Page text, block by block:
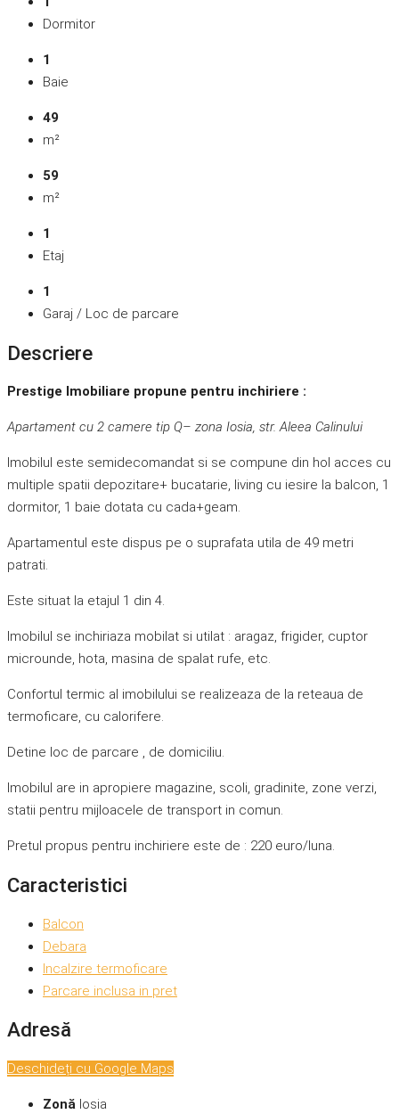
Dormitor
1
Baie
49
m²
59
m²
1
Etaj
1
Garaj / Loc de parcare
Descriere
Prestige Imobiliare propune pentru inchiriere :
Apartament cu 2 camere tip Q– zona Iosia, str. Aleea Calinului
Imobilul este semidecomandat si se compune din hol acces cu
multiple spatii depozitare+ bucatarie, living cu iesire la balcon, 1
dormitor, 1 baie dotata cu cada+geam.
Apartamentul este dispus pe o suprafata utila de 49 metri
patrati.
Este situat la etajul 1 din 4.
Imobilul se inchiriaza mobilat si utilat : aragaz, frigider, cuptor
microunde, hota, masina de spalat rufe, etc.
Confortul termic al imobilului se realizeaza de la reteaua de
termoficare, cu calorifere.
Detine loc de parcare , de domiciliu.
Imobilul are in apropiere magazine, scoli, gradinite, zone verzi,
statii pentru mijloacele de transport in comun.
Pretul propus pentru inchiriere este de : 220 euro/luna.
Caracteristici
Balcon
Debara
Incalzire termoficare
Parcare inclusa in pret
Adresă
Deschideți cu Google Maps
Zonă Iosia